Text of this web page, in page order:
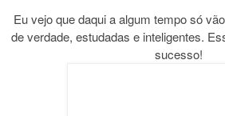
Eu vejo que daqui a algum tempo só
de verdade, estudadas e inteligentes.
sucesso!